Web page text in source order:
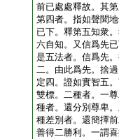
前已處處釋故。其
第四者。指如聲聞
已下。釋第五知衆
六自知。又信爲先
是五法者。信爲先
二。由此爲先。捨
定四。證如實智五
雙標。二種者。一
種者。還分別尊卑
種差別者。還簡擇
善得二勝利。一謂